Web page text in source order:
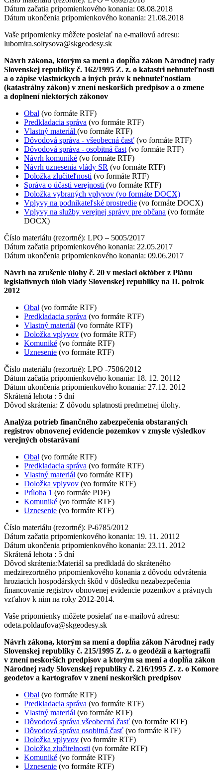
Dátum začatia pripomienkového konania: 08.08.2018
Dátum ukončenia pripomienkového konania: 21.08.2018
Vaše pripomienky môžete posielať na e-mailovú adresu:
lubomira.soltysova@skgeodesy.sk
Návrh zákona, ktorým sa mení a dopĺňa zákon Národnej rady
Slovenskej republiky č. 162/1995 Z. z. o katastri nehnuteľností
a o zápise vlastníckych a iných práv k nehnuteľnostiam
(katastrálny zákon) v znení neskorších predpisov a o zmene
a doplnení niektorých zákonov
Obal (vo formáte RTF)
Predkladacia správa (vo formáte RTF)
Vlastný materiál (vo formáte RTF)
Dôvodová správa - všeobecná časť (vo formáte RTF)
Dôvodová správa - osobitná čast (vo formáte RTF)
Návrh komuniké (vo formáte RTF)
Návrh uznesenia vlády SR (vo formáte RTF)
Doložka zlučiteľnosti (vo formáte RTF)
Správa o účasti verejnosti (vo formáte RTF)
Doložka vybraných vplyvov (vo formáte DOCX)
Vplyvy na podnikateľské prostredie (vo formáte DOCX)
Vplyvy na služby verejnej správy pre občana (vo formáte
DOCX)
Číslo materiálu (rezortné): LPO – 5005/2017
Dátum začatia pripomienkového konania: 22.05.2017
Dátum ukončenia pripomienkového konania: 09.06.2017
Návrh na zrušenie úlohy č. 20 v mesiaci október z Plánu
legislatívnych úloh vlády Slovenskej republiky na II. polrok
2012
Obal (vo formáte RTF)
Predkladacia správa (vo formáte RTF)
Vlastný materiál (vo formáte RTF)
Doložka vplyvov (vo formáte RTF)
Komuniké (vo formáte RTF)
Uznesenie (vo formáte RTF)
Číslo materiálu (rezortné): LPO -7586/2012
Dátum začatia pripomienkového konania: 18. 12. 20112
Dátum ukončenia pripomienkového konania: 27.12. 2012
Skrátená lehota : 5 dní
Dôvod skrátenia: Z dôvodu splatnosti predmetnej úlohy.
Analýza potrieb finančného zabezpečenia obstaraných
registrov obnovenej evidencie pozemkov v zmysle výsledkov
verejných obstarávaní
Obal (vo formáte RTF)
Predkladacia správa (vo formáte RTF)
Vlastný materiál (vo formáte RTF)
Doložka vplyvov (vo formáte RTF)
Príloha 1 (vo formáte PDF)
Komuniké (vo formáte RTF)
Uznesenie (vo formáte RTF)
Číslo materiálu (rezortné): P-6785/2012
Dátum začatia pripomienkového konania: 19. 11. 20112
Dátum ukončenia pripomienkového konania: 23.11. 2012
Skrátená lehota : 5 dní
Dôvod skrátenia:Materiál sa predkladá do skráteného
medzirezortného pripomienkového konania z dôvodu odvrátenia
hroziacich hospodárskych škôd v dôsledku nezabezpečenia
financovanie registrov obnovenej evidencie pozemkov a právnych
vzťahov k nim na roky 2012-2014.
Vaše pripomienky môžete posielať na e-mailovú adresu:
odeta.poldaufova@skgeodesy.sk
Návrh zákona, ktorým sa mení a dopĺňa zákon Národnej rady
Slovenskej republiky č. 215/1995 Z. z. o geodézii a kartografii
v znení neskorších predpisov a ktorým sa mení a dopĺňa zákon
Národnej rady Slovenskej republiky č. 216/1995 Z. z. o Komore
geodetov a kartografov v znení neskorších predpisov
Obal (vo formáte RTF)
Predkladacia správa (vo formáte RTF)
Vlastný materiál (vo formáte RTF)
Dôvodová správa všeobecná časť (vo formáte RTF)
Dôvodová správa osobitná časť (vo formáte RTF)
Doložka vplyvov (vo formáte RTF)
Doložka zlučitelnosti (vo formáte RTF)
Komuniké (vo formáte RTF)
Uznesenie (vo formáte RTF)